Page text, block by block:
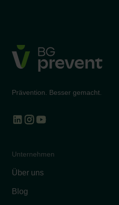
Prävention. Besser gemacht.
Unternehmen
Über uns
Blog